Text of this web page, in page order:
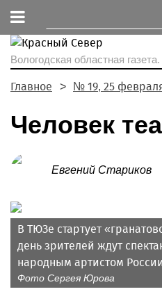
Вологодская областная газета.
Главное № 19, 25
Человек
Евгений Стариков
В ТЮЗе стартует
день зрителей ждут
народным артистом
Фото Сергея Юрова